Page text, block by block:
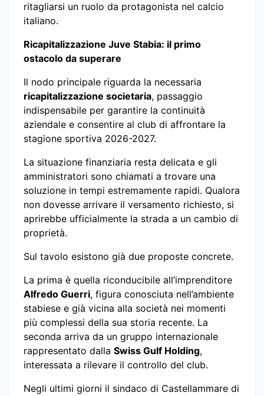
ritagliarsi un ruolo da protagonista nel calcio
italiano.
Ricapitalizzazione Juve Stabia: il primo
ostacolo da superare
Il nodo principale riguarda la necessaria
ricapitalizzazione societaria, passaggio
indispensabile per garantire la continuità
aziendale e consentire al club di affrontare la
stagione sportiva 2026-2027.
La situazione finanziaria resta delicata e gli
amministratori sono chiamati a trovare una
soluzione in tempi estremamente rapidi. Qualora
non dovesse arrivare il versamento richiesto, si
aprirebbe ufficialmente la strada a un cambio di
proprietà.
Sul tavolo esistono già due proposte concrete.
La prima è quella riconducibile all’imprenditore
Alfredo Guerri, figura conosciuta nell’ambiente
stabiese e già vicina alla società nei momenti
più complessi della sua storia recente. La
seconda arriva da un gruppo internazionale
rappresentato dalla Swiss Gulf Holding,
interessata a rilevare il controllo del club.
Negli ultimi giorni il sindaco di Castellammare di